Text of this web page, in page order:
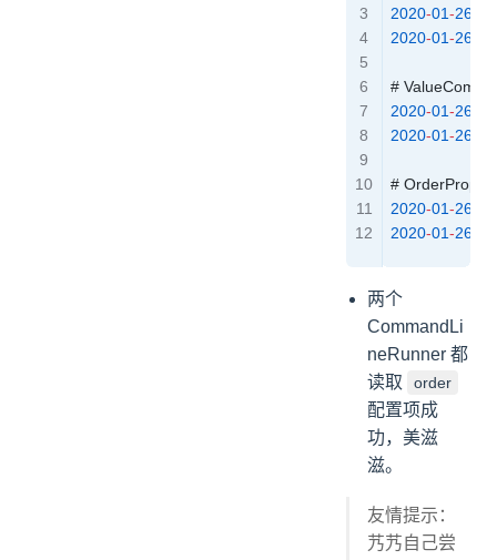
2020-01-26
2020-01-26
#
2020-01-26
2020-01-26
#
2020-01-26
2020-01-26
两个
CommandLi
neRunner 都
读取
order
配置项成
功，美滋
滋。
友情提示：
艿艿自己尝